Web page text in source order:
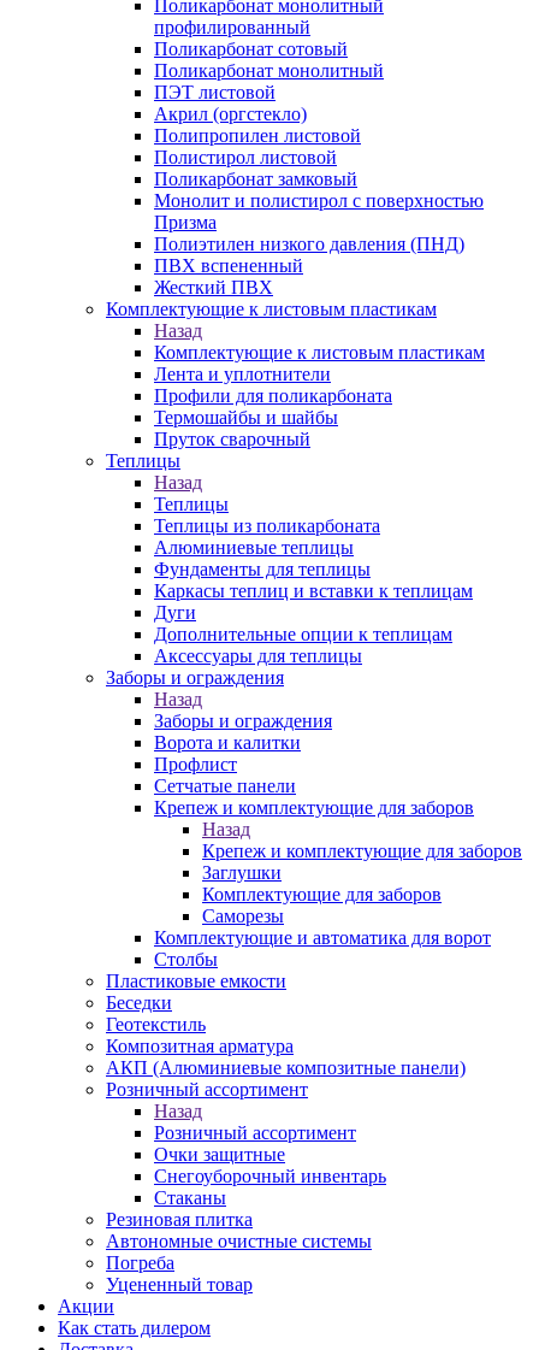
Поликарбонат монолитный
профилированный
Поликарбонат сотовый
Поликарбонат монолитный
ПЭТ листовой
Акрил (оргстекло)
Полипропилен листовой
Полистирол листовой
Поликарбонат замковый
Монолит и полистирол с поверхностью
Призма
Полиэтилен низкого давления (ПНД)
ПВХ вспененный
Жесткий ПВХ
Комплектующие к листовым пластикам
Назад
Комплектующие к листовым пластикам
Лента и уплотнители
Профили для поликарбоната
Термошайбы и шайбы
Пруток сварочный
Теплицы
Назад
Теплицы
Теплицы из поликарбоната
Алюминиевые теплицы
Фундаменты для теплицы
Каркасы теплиц и вставки к теплицам
Дуги
Дополнительные опции к теплицам
Аксессуары для теплицы
Заборы и ограждения
Назад
Заборы и ограждения
Ворота и калитки
Профлист
Сетчатые панели
Крепеж и комплектующие для заборов
Назад
Крепеж и комплектующие для заборов
Заглушки
Комплектующие для заборов
Саморезы
Комплектующие и автоматика для ворот
Столбы
Пластиковые емкости
Беседки
Геотекстиль
Композитная арматура
АКП (Алюминиевые композитные панели)
Розничный ассортимент
Назад
Розничный ассортимент
Очки защитные
Снегоуборочный инвентарь
Стаканы
Резиновая плитка
Автономные очистные системы
Погреба
Уцененный товар
Акции
Как стать дилером